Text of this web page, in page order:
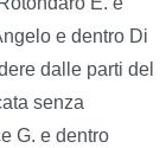
e dentro Di
dalle parti del
senza
G. e dentro